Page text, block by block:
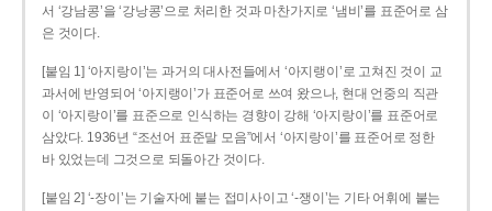
서 ‘강남콩’을 ‘강낭콩’으로 처리한 것과 마찬가지로 ‘냄비’를 표준어로 삼
은 것이다.
[붙임 1] ‘아지랑이’는 과거의 대사전들에서 ‘아지랭이’로 고쳐진 것이 교
과서에 반영되어 ‘아지랭이’가 표준어로 쓰여 왔으나, 현대 언중의 직관
이 ‘아지랑이’를 표준으로 인식하는 경향이 강해 ‘아지랑이’를 표준어로
삼았다. 1936년 “조선어 표준말 모음”에서 ‘아지랑이’를 표준어로 정한
바 있었는데 그것으로 되돌아간 것이다.
[붙임 2] ‘-장이’는 기술자에 붙는 접미사이고 ‘-쟁이’는 기타 어휘에 붙는